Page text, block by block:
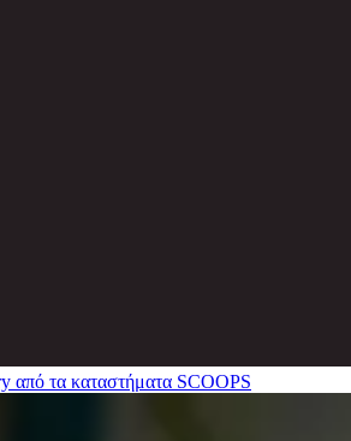
από τα καταστήματα SCOOPS